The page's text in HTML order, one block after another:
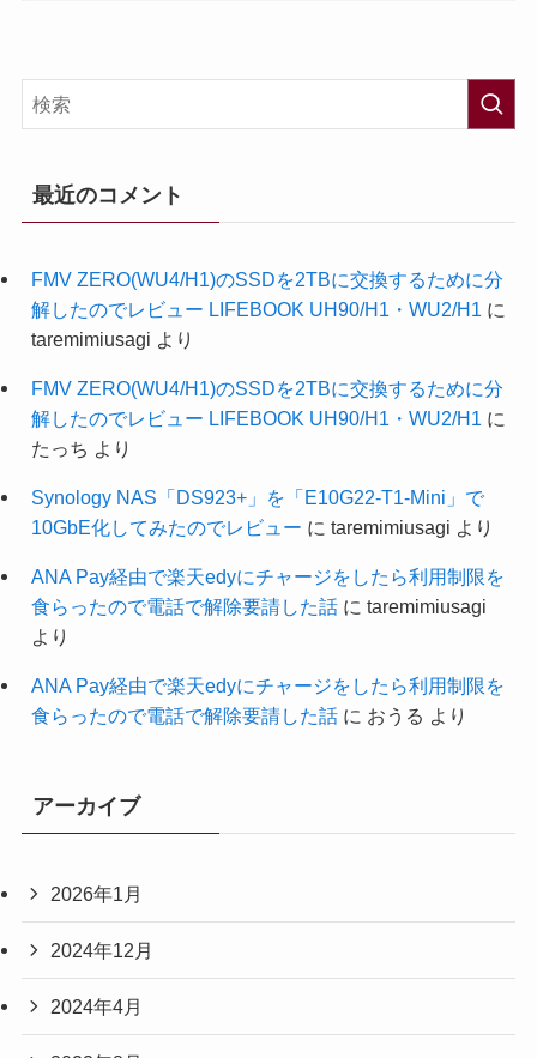
最近のコメント
FMV ZERO(WU4/H1)のSSDを2TBに交換するために分
解したのでレビュー LIFEBOOK UH90/H1・WU2/H1 に
taremimiusagi より
FMV ZERO(WU4/H1)のSSDを2TBに交換するために分
解したのでレビュー LIFEBOOK UH90/H1・WU2/H1 に
たっち より
Synology NAS「DS923+」を「E10G22-T1-Mini」で
10GbE化してみたのでレビュー に taremimiusagi より
ANA Pay経由で楽天edyにチャージをしたら利用制限を
食らったので電話で解除要請した話に taremimiusagi
より
ANA Pay経由で楽天edyにチャージをしたら利用制限を
食らったので電話で解除要請した話に おうる より
アーカイブ
2026年1月
2024年12月
2024年4月